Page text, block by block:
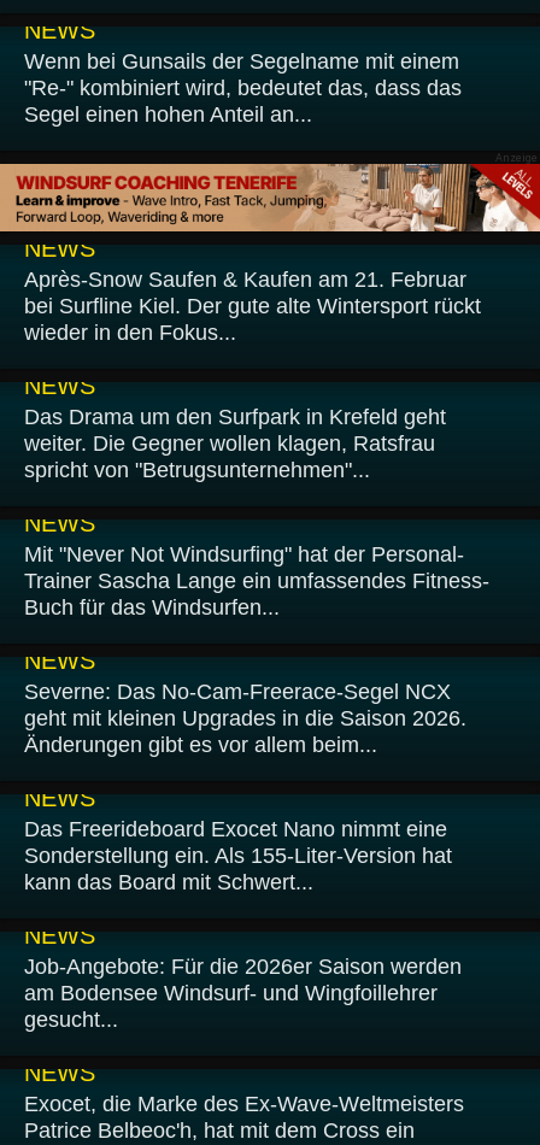
NEWS
Wenn bei Gunsails der Segelname mit einem
"Re-" kombiniert wird, bedeutet das, dass das
Segel einen hohen Anteil an...
15.02.2026
NEWS
Après-Snow Saufen & Kaufen am 21. Februar
bei Surfline Kiel. Der gute alte Wintersport rückt
wieder in den Fokus...
NEWS
Das Drama um den Surfpark in Krefeld geht
weiter. Die Gegner wollen klagen, Ratsfrau
spricht von "Betrugsunternehmen"...
NEWS
Mit "Never Not Windsurfing" hat der Personal-
Trainer Sascha Lange ein umfassendes Fitness-
Buch für das Windsurfen...
NEWS
Severne: Das No-Cam-Freerace-Segel NCX
geht mit kleinen Upgrades in die Saison 2026.
Änderungen gibt es vor allem beim...
NEWS
Das Freerideboard Exocet Nano nimmt eine
Sonderstellung ein. Als 155-Liter-Version hat
kann das Board mit Schwert...
NEWS
Job-Angebote: Für die 2026er Saison werden
am Bodensee Windsurf- und Wingfoillehrer
gesucht...
NEWS
Exocet, die Marke des Ex-Wave-Weltmeisters
Patrice Belbeoc'h, hat mit dem Cross ein